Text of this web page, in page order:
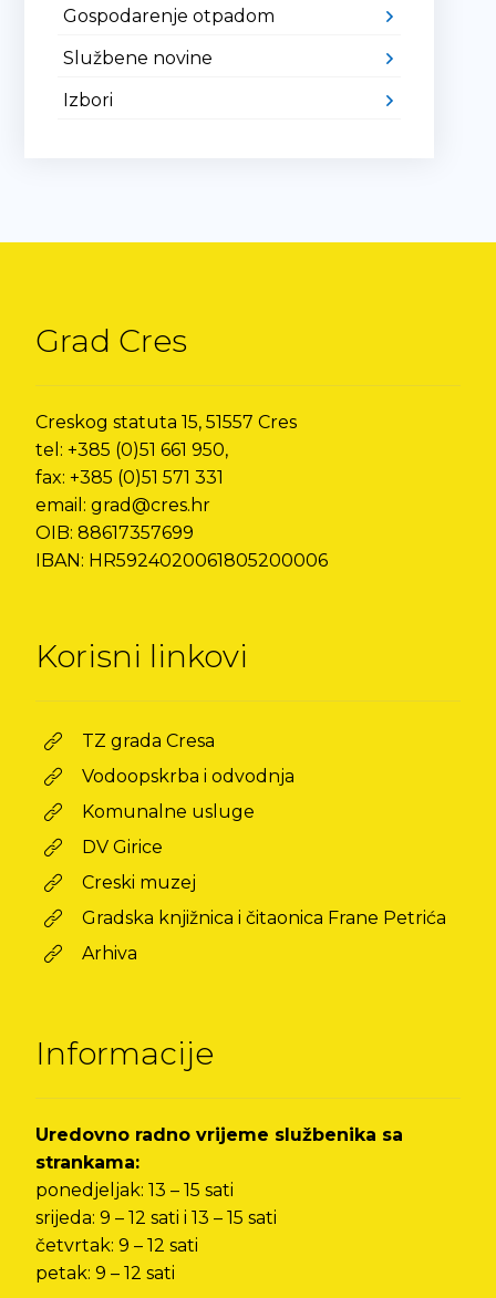
Gospodarenje otpadom
Službene novine
Izbori
Grad Cres
Creskog statuta 15, 51557 Cres
tel: +385 (0)51 661 950,
fax: +385 (0)51 571 331
email: grad@cres.hr
OIB: 88617357699
IBAN: HR5924020061805200006
Korisni linkovi
TZ grada Cresa
Vodoopskrba i odvodnja
Komunalne usluge
DV Girice
Creski muzej
Gradska knjižnica i čitaonica Frane Petrića
Arhiva
Informacije
Uredovno radno vrijeme službenika sa
strankama:
ponedjeljak: 13 – 15 sati
srijeda: 9 – 12 sati i 13 – 15 sati
četvrtak: 9 – 12 sati
petak: 9 – 12 sati